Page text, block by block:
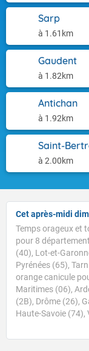
Sarp
à 1.61km
Gaudent
à 1.82km
Antichan
à 1.92km
Saint-
à 2.00km
Cet après-midi
Temps orageux et
pour 8
(40), Lot-et-
Pyrénées (65),
orange canicule
Maritimes (06),
(2B), Drôme (26),
Haute-Savoie (74),